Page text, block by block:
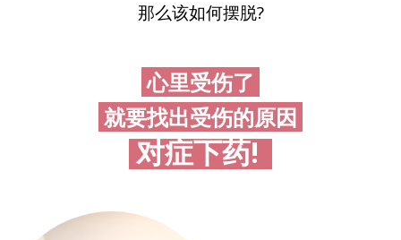
那么该如何摆脱?
心里受伤了
就要找出受伤的原因
对症下药!